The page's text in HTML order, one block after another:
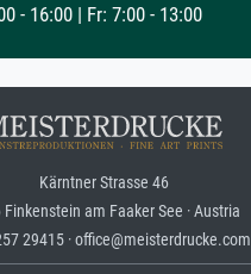
- 16:00 | Fr: 7:00 - 13:00
Kärntner Strasse 46
Finkenstein am Faaker See · Austria
29415 · office@meisterdrucke.com